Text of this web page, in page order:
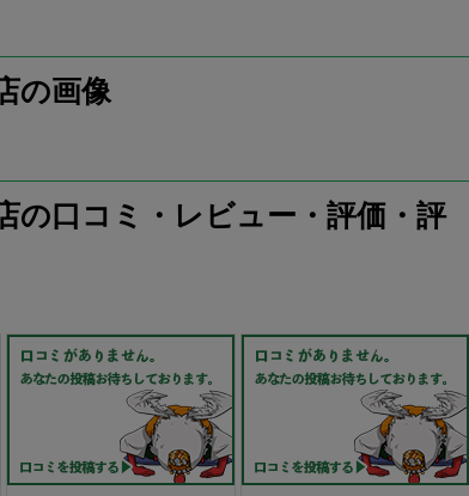
の画像
の口コミ・レビュー・評価・評